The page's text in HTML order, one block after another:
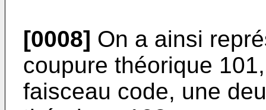
[0008] On a ainsi
coupure théorique
faisceau code, une